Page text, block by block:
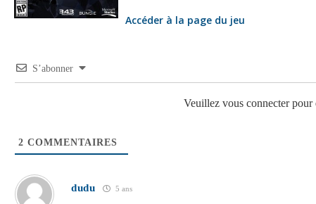
Accéder à la page du jeu
S’abonner
Veuillez vous connecter pour
2 COMMENTAIRES
dudu 5 ans